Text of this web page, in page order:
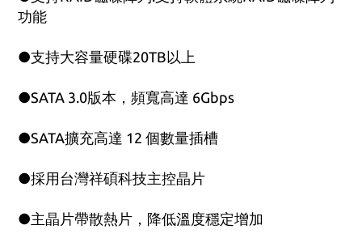
功能
●支持大容量硬碟20TB以上
●SATA 3.0版本，頻寬高達 6Gbps
●SATA擴充高達 12 個數量插槽
●採用台灣祥碩科技主控晶片
●主晶片帶散熱片，降低溫度穩定增加